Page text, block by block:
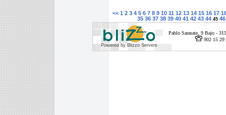
<< 1 2 3 4 5 6 7 8 9 10 11 12 13 14 15 16 17
35 36 37 38 39 40 41 42 43 44 45 46
Powered by Blizzo Servers
Pablo Sarasate, 9 Bajo -
902 15 29